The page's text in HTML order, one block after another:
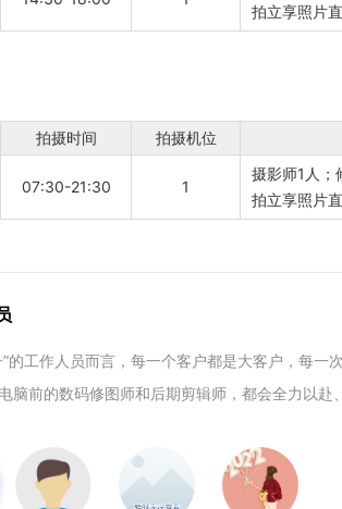
拍立享照片
拍摄时间 拍摄机位
07:30-21:30 1
摄影师1人；
拍立享照片
”的工作人员而言，每一个客户都是大客户，每
脑前的数码修图师和后期剪辑师，都会全力以赴